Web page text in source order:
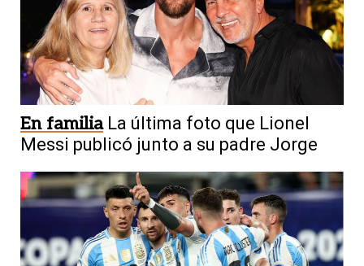
En familia La última foto que Lionel
Messi publicó junto a su padre Jorge